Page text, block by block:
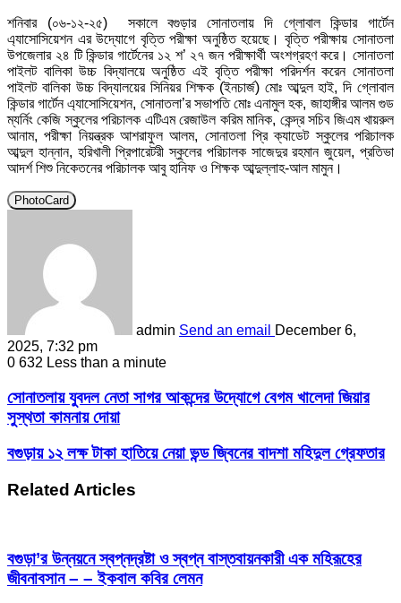
শনিবার (০৬-১২-২৫) সকালে বগুড়ার সোনাতলায় দি গ্লোবাল কিন্ডার গার্টেন
এ্যাসোসিয়েশন এর উদ্যোগে বৃত্তি পরীক্ষা অনুষ্ঠিত হয়েছে। বৃত্তি পরীক্ষায় সোনাতলা
উপজেলার ২৪ টি কিন্ডার গার্টেনের ১২ শ’ ২৭ জন পরীক্ষার্থী অংশগ্রহণ করে। সোনাতলা
পাইলট বালিকা উচ্চ বিদ্যালয়ে অনুষ্ঠিত এই বৃত্তি পরীক্ষা পরিদর্শন করেন সোনাতলা
পাইলট বালিকা উচ্চ বিদ্যালয়ের সিনিয়র শিক্ষক (ইনচার্জ) মোঃ আব্দুল হাই, দি গ্লোবাল
কিন্ডার গার্টেন এ্যাসোসিয়েশন, সোনাতলা’র সভাপতি মোঃ এনামুল হক, জাহাঙ্গীর আলম গুড
ম্যর্নিং কেজি স্কুলের পরিচালক এটিএম রেজাউল করিম মানিক, কেন্দ্র সচিব জিএম খায়রুল
আনাম, পরীক্ষা নিয়ন্ত্রক আশরাফুল আলম, সোনাতলা প্রি ক্যাডেট স্কুলের পরিচালক
আব্দুল হান্নান, হরিখালী প্রিপারেটরী স্কুলের পরিচালক সাজেদুর রহমান জুয়েল, প্রতিভা
আদর্শ শিশু নিকেতনের পরিচালক আবু হানিফ ও শিক্ষক আব্দুল্লাহ-আল মামুন।
PhotoCard
admin Send an email
December 6,
2025, 7:32 pm
0 632 Less than a minute
সোনাতলায় যুবদল নেতা সাগর আকন্দের উদ্যোগে বেগম খালেদা জিয়ার
সুস্থতা কামনায় দোয়া
বগুড়ায় ১২ লক্ষ টাকা হাতিয়ে নেয়া ভন্ড জ্বিনের বাদশা মহিদুল গ্রেফতার
Related Articles
বগুড়া’র উন্নয়নে স্বপ্নদ্রষ্টা ও স্বপ্ন বাস্তবায়নকারী এক মহিরূহের
জীবনাবসান – – ইকবাল কবির লেমন